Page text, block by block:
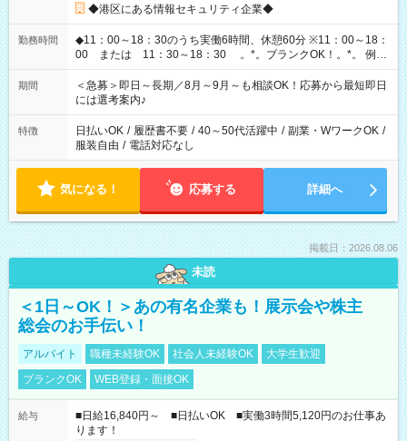
◆港区にある情報セキュリティ企業◆
勤務時間
◆11：00～18：30のうち実働6時間、休憩60分 ※11：00～18：
00 または 11：30～18：30 。*。ブランクOK！。*。 例え
ば前職が、 在宅/財団法人/事務/コールセンター/受付/販売/カフェ
スタッフ スイーツ販売/ホテルフロント/化粧品販売/など 様々な
業界から入社して活躍されています♪
期間
＜急募＞即日～長期／8月～9月～も相談OK！応募から最短即日
には選考案内♪
特徴 日払いOK / 履歴書不要 / 40～50代活躍中 / 副業・WワークOK /
服装自由 / 電話対応なし
気になる！ 応募する 詳細へ
掲載日：2026.08.06
未読
＜1日～OK！＞あの有名企業も！展示会や株主
総会のお手伝い！
アルバイト 職種未経験OK 社会人未経験OK
大学生歓迎
ブランクOK
WEB登録・面接OK
給与
■日給16,840円～ ■日払いOK ■実働3時間5,120円のお仕事あ
ります！